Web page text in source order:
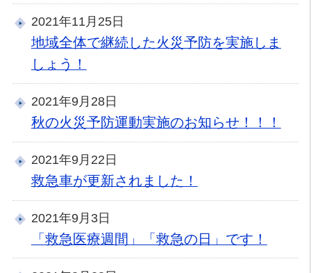
2021年11月25日
地域全体で継続した火災予防を実施しま
しょう！
2021年9月28日
秋の火災予防運動実施のお知らせ！！！
2021年9月22日
救急車が更新されました！
2021年9月3日
「救急医療週間」「救急の日」です！